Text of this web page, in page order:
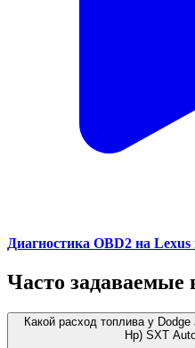
Диагностика OBD2 на
Часто задаваемые
Какой расход топлива у
Hp) SXT